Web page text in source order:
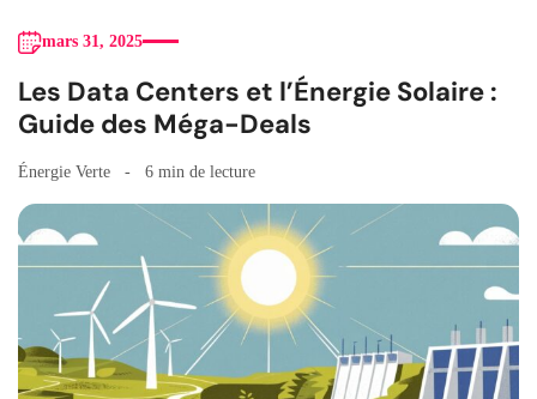
mars 31, 2025
Les Data Centers et l’Énergie Solaire :
Guide des Méga-Deals
Énergie Verte 6 min de lecture